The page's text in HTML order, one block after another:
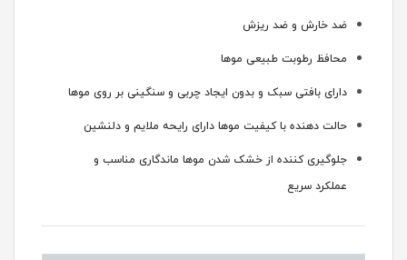
ضد خارش و ضد ریزش
محافظ رطوبت طبیعی موها
دارای بافتی سبک و بدون ایجاد چربی و سنگینی بر روی موها
حالت دهنده با کیفیت موها دارای رایحه ملایم و دلنشین
جلوگیری کننده از خشک شدن موها ماندگاری مناسب و
عملکرد سریع